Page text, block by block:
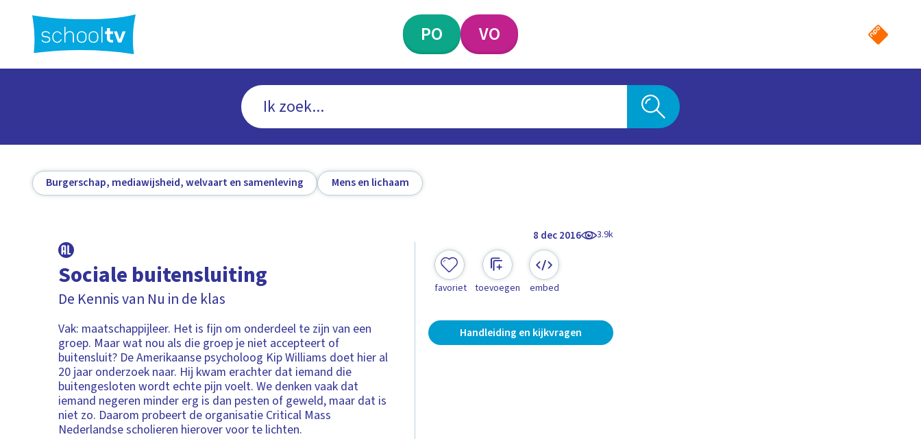
hoofdinhoud
PO VO
Burgerschap, mediawijsheid, welvaart en samenleving Mens en lichaam
8 dec 2016 3.9k
Sociale buitensluiting
De Kennis van Nu in de klas
Vak: maatschappijleer. Het is fijn om onderdeel te zijn van een
groep. Maar wat nou als die groep je niet accepteert of
buitensluit? De Amerikaanse psycholoog Kip Williams doet hier al
20 jaar onderzoek naar. Hij kwam erachter dat iemand die
buitengesloten wordt echte pijn voelt. We denken vaak dat
iemand negeren minder erg is dan pesten of geweld, maar dat is
niet zo. Daarom probeert de organisatie Critical Mass
Nederlandse scholieren hierover voor te lichten.
favoriet toevoegen embed
Handleiding en kijkvragen